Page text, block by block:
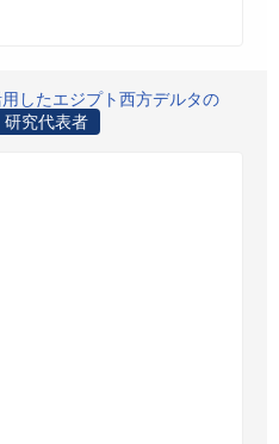
したエジプト西方デルタの
研究代表者